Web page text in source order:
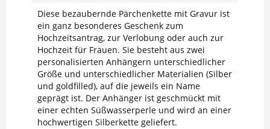
Diese bezaubernde Pärchenkette mit Gravur ist
ein ganz besonderes Geschenk zum
Hochzeitsantrag, zur Verlobung oder auch zur
Hochzeit für Frauen. Sie besteht aus zwei
personalisierten Anhängern unterschiedlicher
Größe und unterschiedlicher Materialien (Silber
und goldfilled), auf die jeweils ein Name
geprägt ist. Der Anhänger ist geschmückt mit
einer echten Süßwasserperle und wird an einer
hochwertigen Silberkette geliefert.